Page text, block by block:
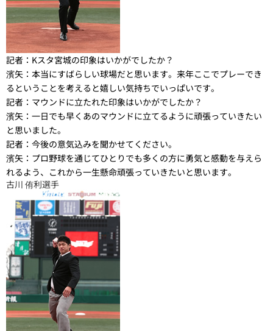
記者： Kスタ宮城の印象はいかがでしたか？
濱矢： 本当にすばらしい球場だと思います。来年ここでプレーでき
るということを考えると嬉しい気持ちでいっぱいです。
記者： マウンドに立たれた印象はいかがでしたか？
濱矢： 一日でも早くあのマウンドに立てるように頑張っていきたい
と思いました。
記者： 今後の意気込みを聞かせてください。
濱矢： プロ野球を通じてひとりでも多くの方に勇気と感動を与えら
れるよう、これから一生懸命頑張っていきたいと思います。
古川 侑利選手